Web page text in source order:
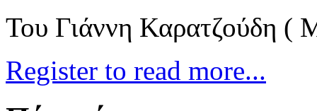
Του Γιάννη Καρατζούδη (
Register to read more...